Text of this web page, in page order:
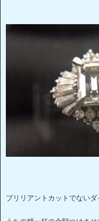
ブリリアントカットでない